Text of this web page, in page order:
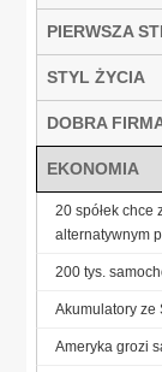
PIERWSZA
STYL ŻYCIA
DOBRA
EKONOMIA
20 spółek chce
alternatywnym
200 tys.
Akumulatory ze
Ameryka grozi